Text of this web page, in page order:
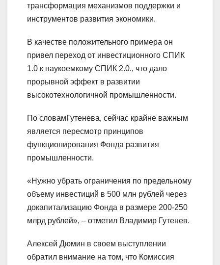
трансформация механизмов поддержки и
инструментов развития экономики.
В качестве положительного примера он
привел переход от инвестиционного СПИК
1.0 к наукоемкому СПИК 2.0., что дало
прорывной эффект в развитии
высокотехнологичной промышленности.
По словамГутенева, сейчас крайне важным
является пересмотр принципов
функционирования Фонда развития
промышленности.
«Нужно убрать ограничения по предельному
объему инвестиций в 500 млн рублей через
докапитализацию Фонда в размере 200-250
млрд рублей», – отметил Владимир Гутенев.
Алексей Дюмин в своем выступлении
обратил внимание на том, что Комиссия